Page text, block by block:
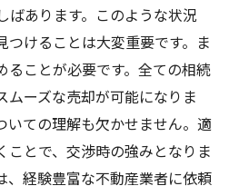
ばあります。このような状況
つけることは大変重要です。ま
ることが必要です。全ての相続
ムーズな売却が可能になりま
いての理解も欠かせません。適
ことで、交渉時の強みとなりま
、経験豊富な不動産業者に依頼